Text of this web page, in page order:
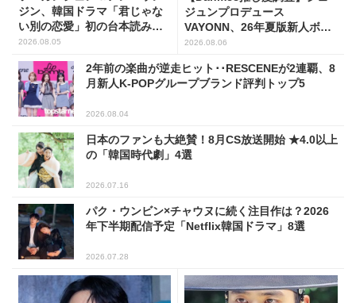
ジン、韓国ドラマ「君じゃな
い別の恋愛」初の台本読み合
わせで抜群のケミ
2026.08.05
ジュンプロデュース
VAYONN、26年夏版新人ボー
イズグループ人気No.1に
2026.08.06
2年前の楽曲が逆走ヒット･･RESCENEが2連覇、8
月新人K-POPグループブランド評判トップ5
2026.08.04
日本のファンも大絶賛！8月CS放送開始 ★4.0以上
の「韓国時代劇」4選
2026.07.16
パク・ウンビン×チャウヌに続く注目作は？2026
年下半期配信予定「Netflix韓国ドラマ」8選
2026.07.28